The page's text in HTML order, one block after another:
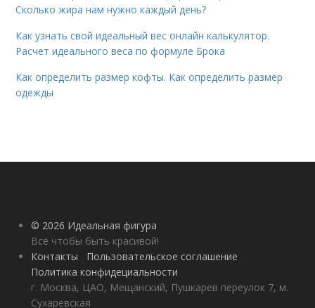
Сколько жира нам нужно каждый день?
Как узнать свой идеальный вес онлайн калькулятор.
Расчет идеального веса по формуле Брока
Как определить размер кофты. Как определить размер
одежды
© 2026 Идеальная фигура
Всё чтобы быть красивой!
Контакты
Пользовательское соглашение
Политика конфидециальности
г. Москва, ЦАО, Мещанский, Пушкарев переулок 7, м.
Сухаревская